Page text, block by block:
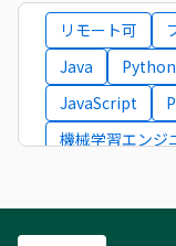
リモート可
Java
Python
JavaScript
機械学習エンジ
フロントエンド